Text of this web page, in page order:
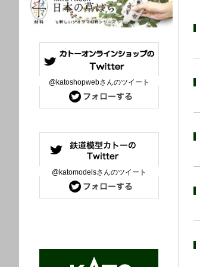
@katoshopwebさんのツイート
@katomodelsさんのツイート